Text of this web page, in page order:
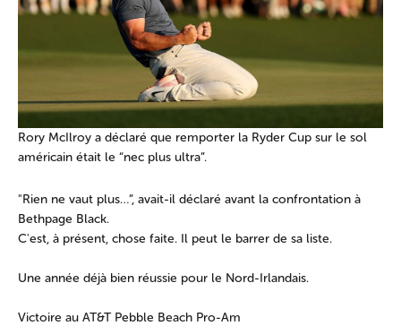
Rory McIlroy a déclaré que remporter la Ryder Cup sur le sol
américain était le “nec plus ultra”.
"Rien ne vaut plus…”, avait-il déclaré avant la confrontation à
Bethpage Black.
C'est, à présent, chose faite. Il peut le barrer de sa liste.
Une année déjà bien réussie pour le Nord-Irlandais.
Victoire au AT&T Pebble Beach Pro-Am